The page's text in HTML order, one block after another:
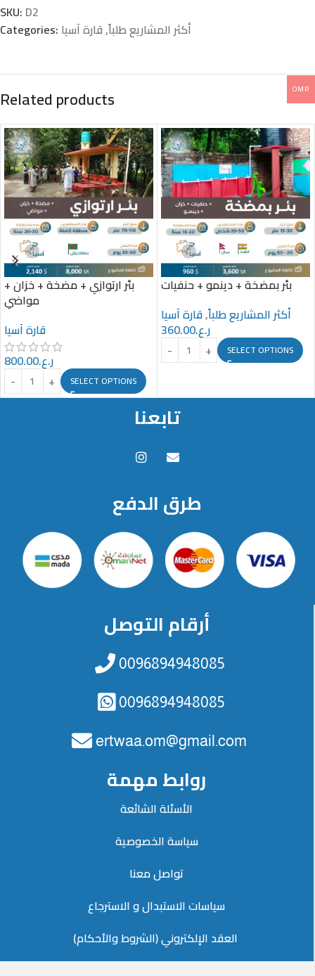
SKU: D2
Categories:
أكثر المشاريع طلباً,قارة آسيا
Related products
بئر ارتوازي + مضخة + خزان +
مواضي
قارة آسيا
ر.ع.800.00
SELECT OPTIONS
بئر بمضخة + دينمو + حنفيات
أكثر المشاريع طلباً,قارة آسيا
ر.ع.360.00
SELECT OPTIONS
تابعنا
طرق الدفع
أرقام التوصل
0096894948085
0096894948085
ertwaa.om@gmail.com
روابط مهمة
الأسئلة الشائعة
سياسة الخصوصية
تواصل معنا
سياسات الاستبدال و الاسترجاع
OMR